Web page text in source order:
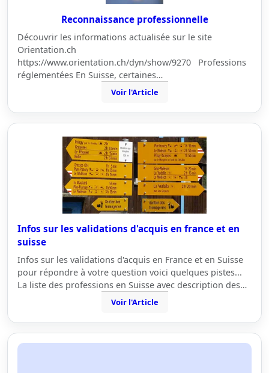
Reconnaissance professionnelle
Découvrir les informations actualisée sur le site
Orientation.ch
https://www.orientation.ch/dyn/show/9270 Professions
réglementées En Suisse, certaines…
Voir l'Article
Infos sur les validations d'acquis en france et en
suisse
Infos sur les validations d'acquis en France et en Suisse
pour répondre à votre question voici quelques pistes...
La liste des professions en Suisse avec description des…
Voir l'Article